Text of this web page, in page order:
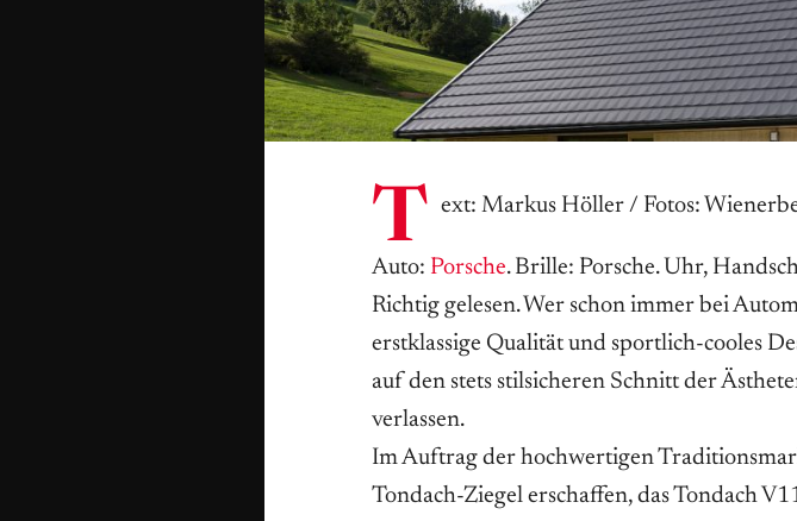
T ext: Markus Höller / Fotos:
Auto: Porsche. Brille: Porsche. Uhr,
Richtig gelesen. Wer schon immer bei
erstklassige Qualität und sportlich-cooles
auf den stets stilsicheren Schnitt der
verlassen.
Im Auftrag der hochwertigen
Tondach-Ziegel erschaffen, das Tondach